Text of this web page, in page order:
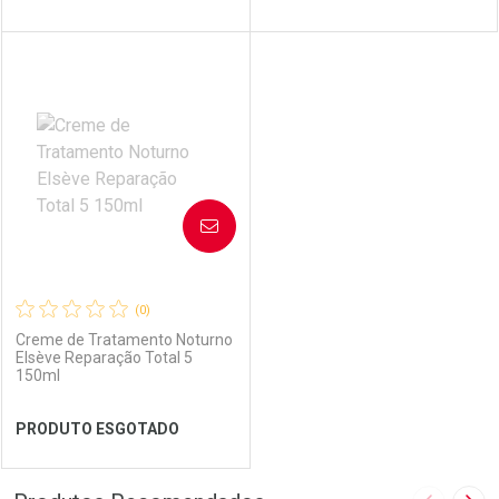
Laboratório
Ver Desconto Convênio
Por Menos
(0)
Creme de Tratamento Noturno
Elsève Reparação Total 5
150ml
PRODUTO ESGOTADO
AVISE-ME